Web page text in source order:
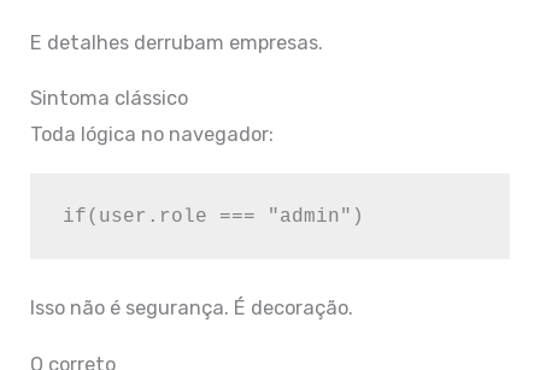
E detalhes derrubam empresas.
Sintoma clássico
Toda lógica no navegador:
Isso não é segurança. É decoração.
O correto